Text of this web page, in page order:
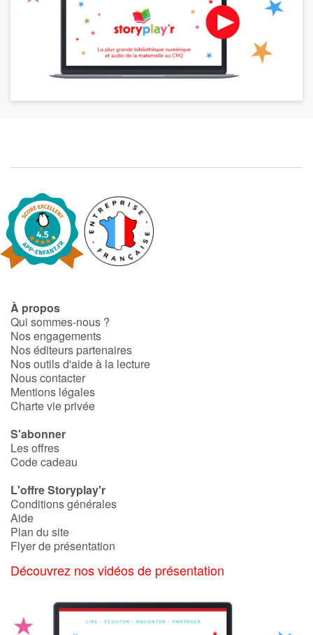
À propos
Qui sommes-nous ?
Nos engagements
Nos éditeurs partenaires
Nos outils d'aide à la lecture
Nous contacter
Mentions légales
Charte vie privée
S'abonner
Les offres
Code cadeau
L'offre Storyplay'r
Conditions générales
Aide
Plan du site
Flyer de présentation
Découvrez nos vidéos de présentation